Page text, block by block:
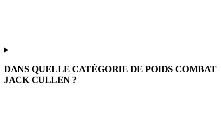
DANS QUELLE CATÉGORIE DE POIDS COMBAT
JACK CULLEN ?